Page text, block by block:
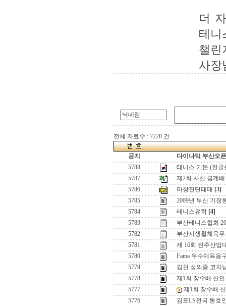
더
테니
챌린
사장
전체 자료수 : 7228 건
공지
다이나믹 부산오
5788
테니스 기본 (한글
5787
제2회 사천 금계
5786
마창진단테매 [3]
5785
2009년 부산 기장
5784
테니스유학 [4]
5783
부산테니스협회
5782
부산시생활체육
5781
제 16회 진주산업
5780
Fama 우수체육용
5779
김천 성의중 코치
5778
제1회 장수배 신
5777
제1회 장수배
5776
김포LS전국 동호